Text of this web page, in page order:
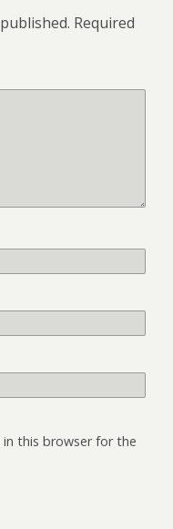
Required
in this browser for the